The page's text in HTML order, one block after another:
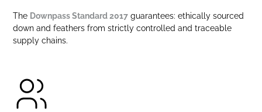
The Downpass Standard 2017 guarantees: ethically sourced
down and feathers from strictly controlled and traceable
supply chains.